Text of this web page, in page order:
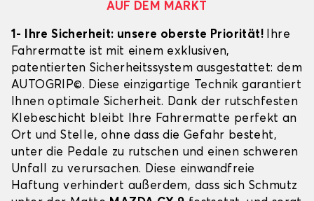
AUF DEM MARKT
1- Ihre Sicherheit: unsere oberste Priorität! Ihre
Fahrermatte ist mit einem exklusiven,
patentierten Sicherheitssystem ausgestattet: dem
AUTOGRIP©. Diese einzigartige Technik garantiert
Ihnen optimale Sicherheit. Dank der rutschfesten
Klebeschicht bleibt Ihre Fahrermatte perfekt an
Ort und Stelle, ohne dass die Gefahr besteht,
unter die Pedale zu rutschen und einen schweren
Unfall zu verursachen. Diese einwandfreie
Haftung verhindert außerdem, dass sich Schmutz